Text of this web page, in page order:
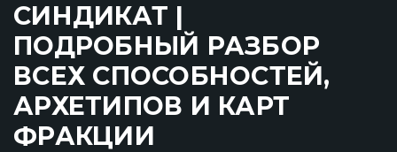
СИНДИКАТ |
ПОДРОБНЫЙ РАЗБОР
ВСЕХ СПОСОБНОСТЕЙ,
АРХЕТИПОВ И КАРТ
ФРАКЦИИ